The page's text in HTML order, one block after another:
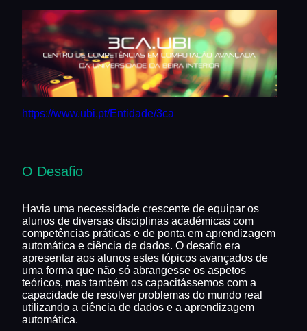
https://www.ubi.pt/Entidade/3ca
O Desafio
Havia uma necessidade crescente de equipar os
alunos de diversas disciplinas académicas com
competências práticas e de ponta em aprendizagem
automática e ciência de dados. O desafio era
apresentar aos alunos estes tópicos avançados de
uma forma que não só abrangesse os aspetos
teóricos, mas também os capacitássemos com a
capacidade de resolver problemas do mundo real
utilizando a ciência de dados e a aprendizagem
automática.